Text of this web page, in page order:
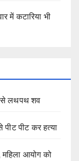
में कटारिया भी
से लथपथ शव
पीट पीट कर हत्या
महिला आयोग को